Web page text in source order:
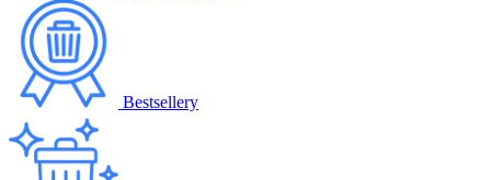
Bestsellery